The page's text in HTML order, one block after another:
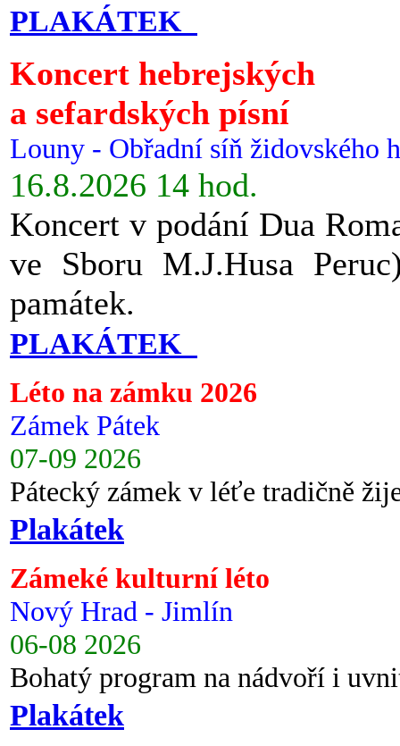
PLAKÁTEK
Koncert hebrejských
a sefardských písní
Louny - Obřadní síň židovského
16.8.2026 14 hod.
Koncert v podání Dua
ve Sboru M.J.Husa
památek.
PLAKÁTEK
Léto na zámku 2026
Zámek Pátek
07-09 2026
Pátecký zámek v léťe tradičně
Plakátek
Zámeké kulturní léto
Nový Hrad - Jimlín
06-08 2026
Bohatý program na nádvoří i
Plakátek